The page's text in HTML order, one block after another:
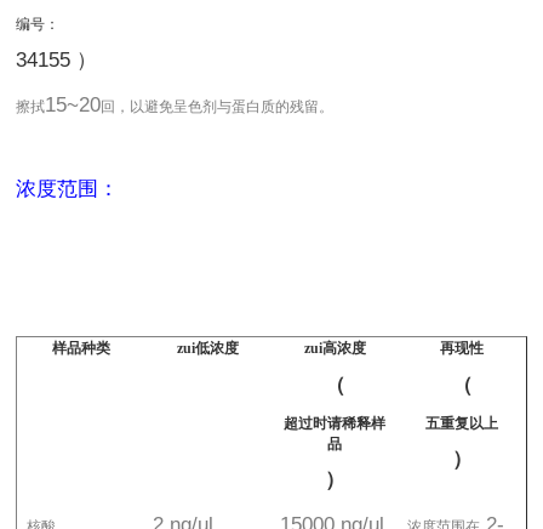
编号：
34155 ）
擦拭15~20回，以避免呈色剂与蛋白质的残留。
浓度范围：
样品种类 zui低浓度 zui高浓度
（
超过时请稀释样
品
）
再现性
（
五重复以上
）
2 ng/ul 15000 ng/ul 2-